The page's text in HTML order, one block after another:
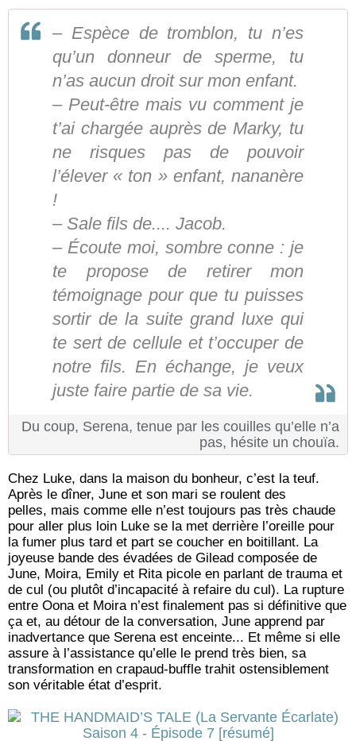
– Espèce de tromblon, tu n’es
qu’un donneur de sperme, tu
n’as aucun droit sur mon enfant.
– Peut-être mais vu comment je
t’ai chargée auprès de Marky, tu
ne risques pas de pouvoir
l’élever « ton » enfant, nananère
!
– Sale fils de.... Jacob.
– Écoute moi, sombre conne : je
te propose de retirer mon
témoignage pour que tu puisses
sortir de la suite grand luxe qui
te sert de cellule et t’occuper de
notre fils. En échange, je veux
juste faire partie de sa vie.
Du coup, Serena, tenue par les couilles qu’elle n’a
pas, hésite un chouïa.
Chez Luke, dans la maison du bonheur, c’est la teuf.
Après le dîner, June et son mari se roulent des
pelles, mais comme elle n’est toujours pas très chaude
pour aller plus loin Luke se la met derrière l’oreille pour
la fumer plus tard et part se coucher en boitillant. La
joyeuse bande des évadées de Gilead composée de
June, Moira, Emily et Rita picole en parlant de trauma et
de cul (ou plutôt d’incapacité à refaire du cul). La rupture
entre Oona et Moira n’est finalement pas si définitive que
ça et, au détour de la conversation, June apprend par
inadvertance que Serena est enceinte... Et même si elle
assure à l’assistance qu’elle le prend très bien, sa
transformation en crapaud-buffle trahit ostensiblement
son véritable état d’esprit.